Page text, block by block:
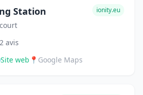
Station ionity.eu
avis
Site web 📍 Google Maps